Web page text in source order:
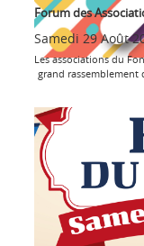
Forum des
Samedi 29 Août
Les associations du
grand rassemblement